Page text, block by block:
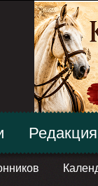
Редакция